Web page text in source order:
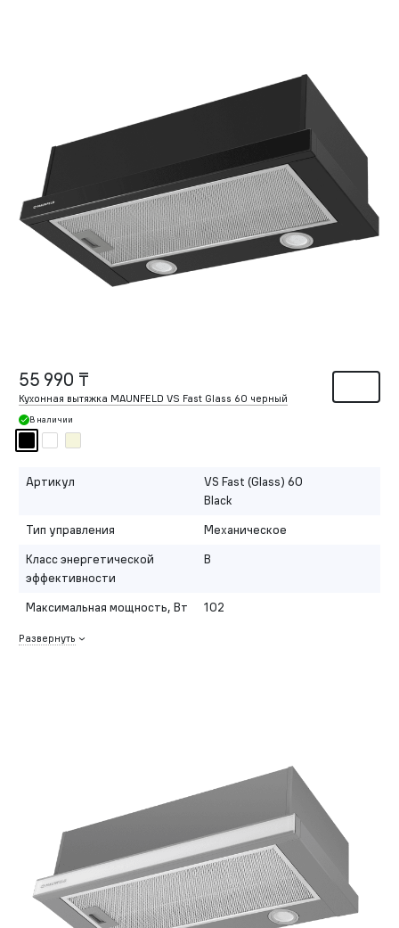
55 990 ₸
Кухонная вытяжка MAUNFELD VS Fast Glass 60 черный
В наличии
Артикул
VS Fast (Glass) 60
Black
Тип управления
Механическое
Класс энергетической
эффективности
B
Максимальная мощность, Вт 102
Развернуть